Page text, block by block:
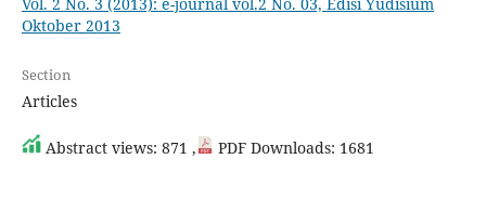
Oktober 2013
Section
Articles
Abstract views: 871 , PDF Downloads: 1681